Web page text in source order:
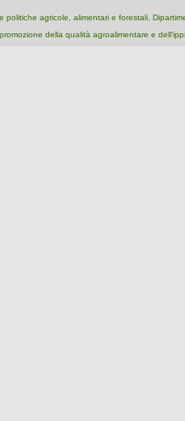
politiche agricole, alimentari e forestali,
della qualità agroalimentare e